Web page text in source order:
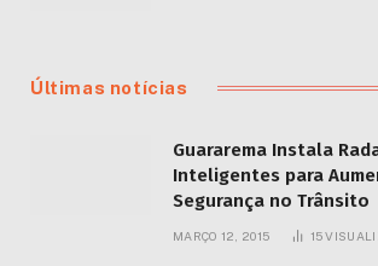
Últimas notícias
Guararema Instala
Inteligentes para
Segurança no Trânsito
MARÇO 12, 2015 15